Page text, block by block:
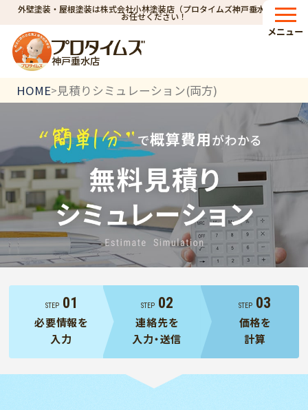
外壁塗装・屋根塗装は株式会社小林塗装店（プロタイムズ神戸垂水店）へ
お任せください！
神戸垂水店
メニュー
HOME>見積りシミュレーション(両方)
STEP 01
必要情報を
入力
STEP 02
連絡先を
入力・送信
STEP 03
価格を
計算